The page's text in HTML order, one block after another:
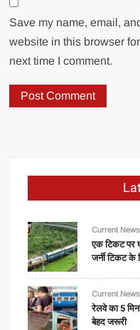
Save my name, email,
website in this browser
next time I comment.
Current
एक टिकट पर
जर्नी टिकट
Current
रेलवे का 5
बेहद जरूरी